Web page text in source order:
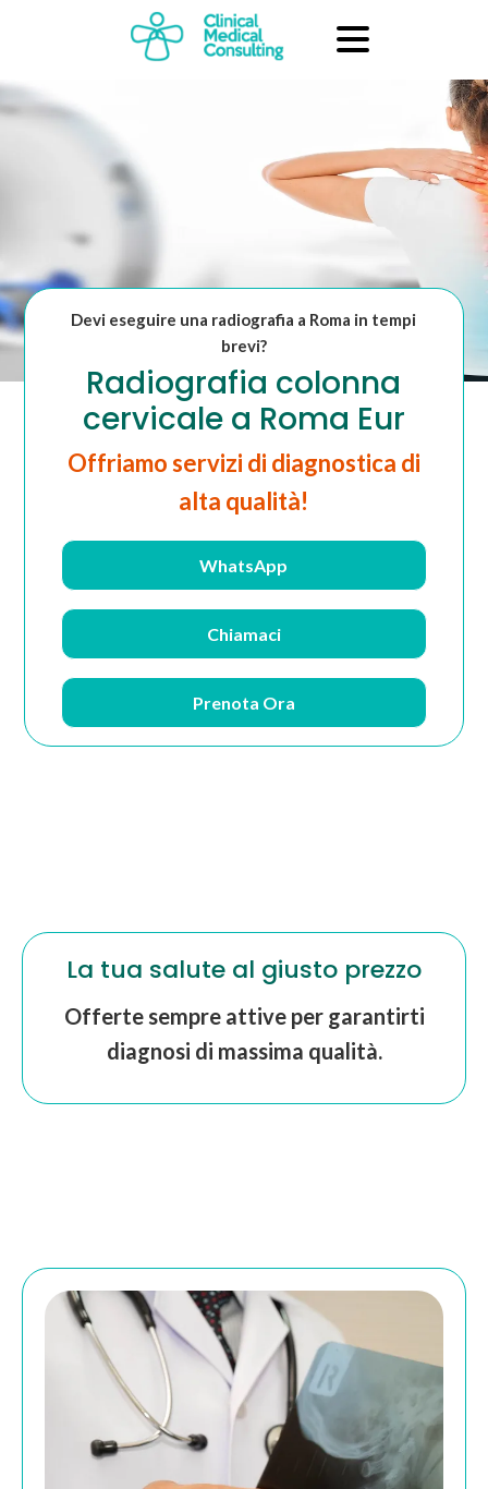
Devi eseguire una radiografia a Roma in tempi
brevi?
Radiografia colonna
cervicale a Roma Eur
Offriamo servizi di diagnostica di
alta qualità!
WhatsApp
Chiamaci
Prenota Ora
La tua salute al giusto prezzo
Offerte sempre attive per garantirti
diagnosi di massima qualità.